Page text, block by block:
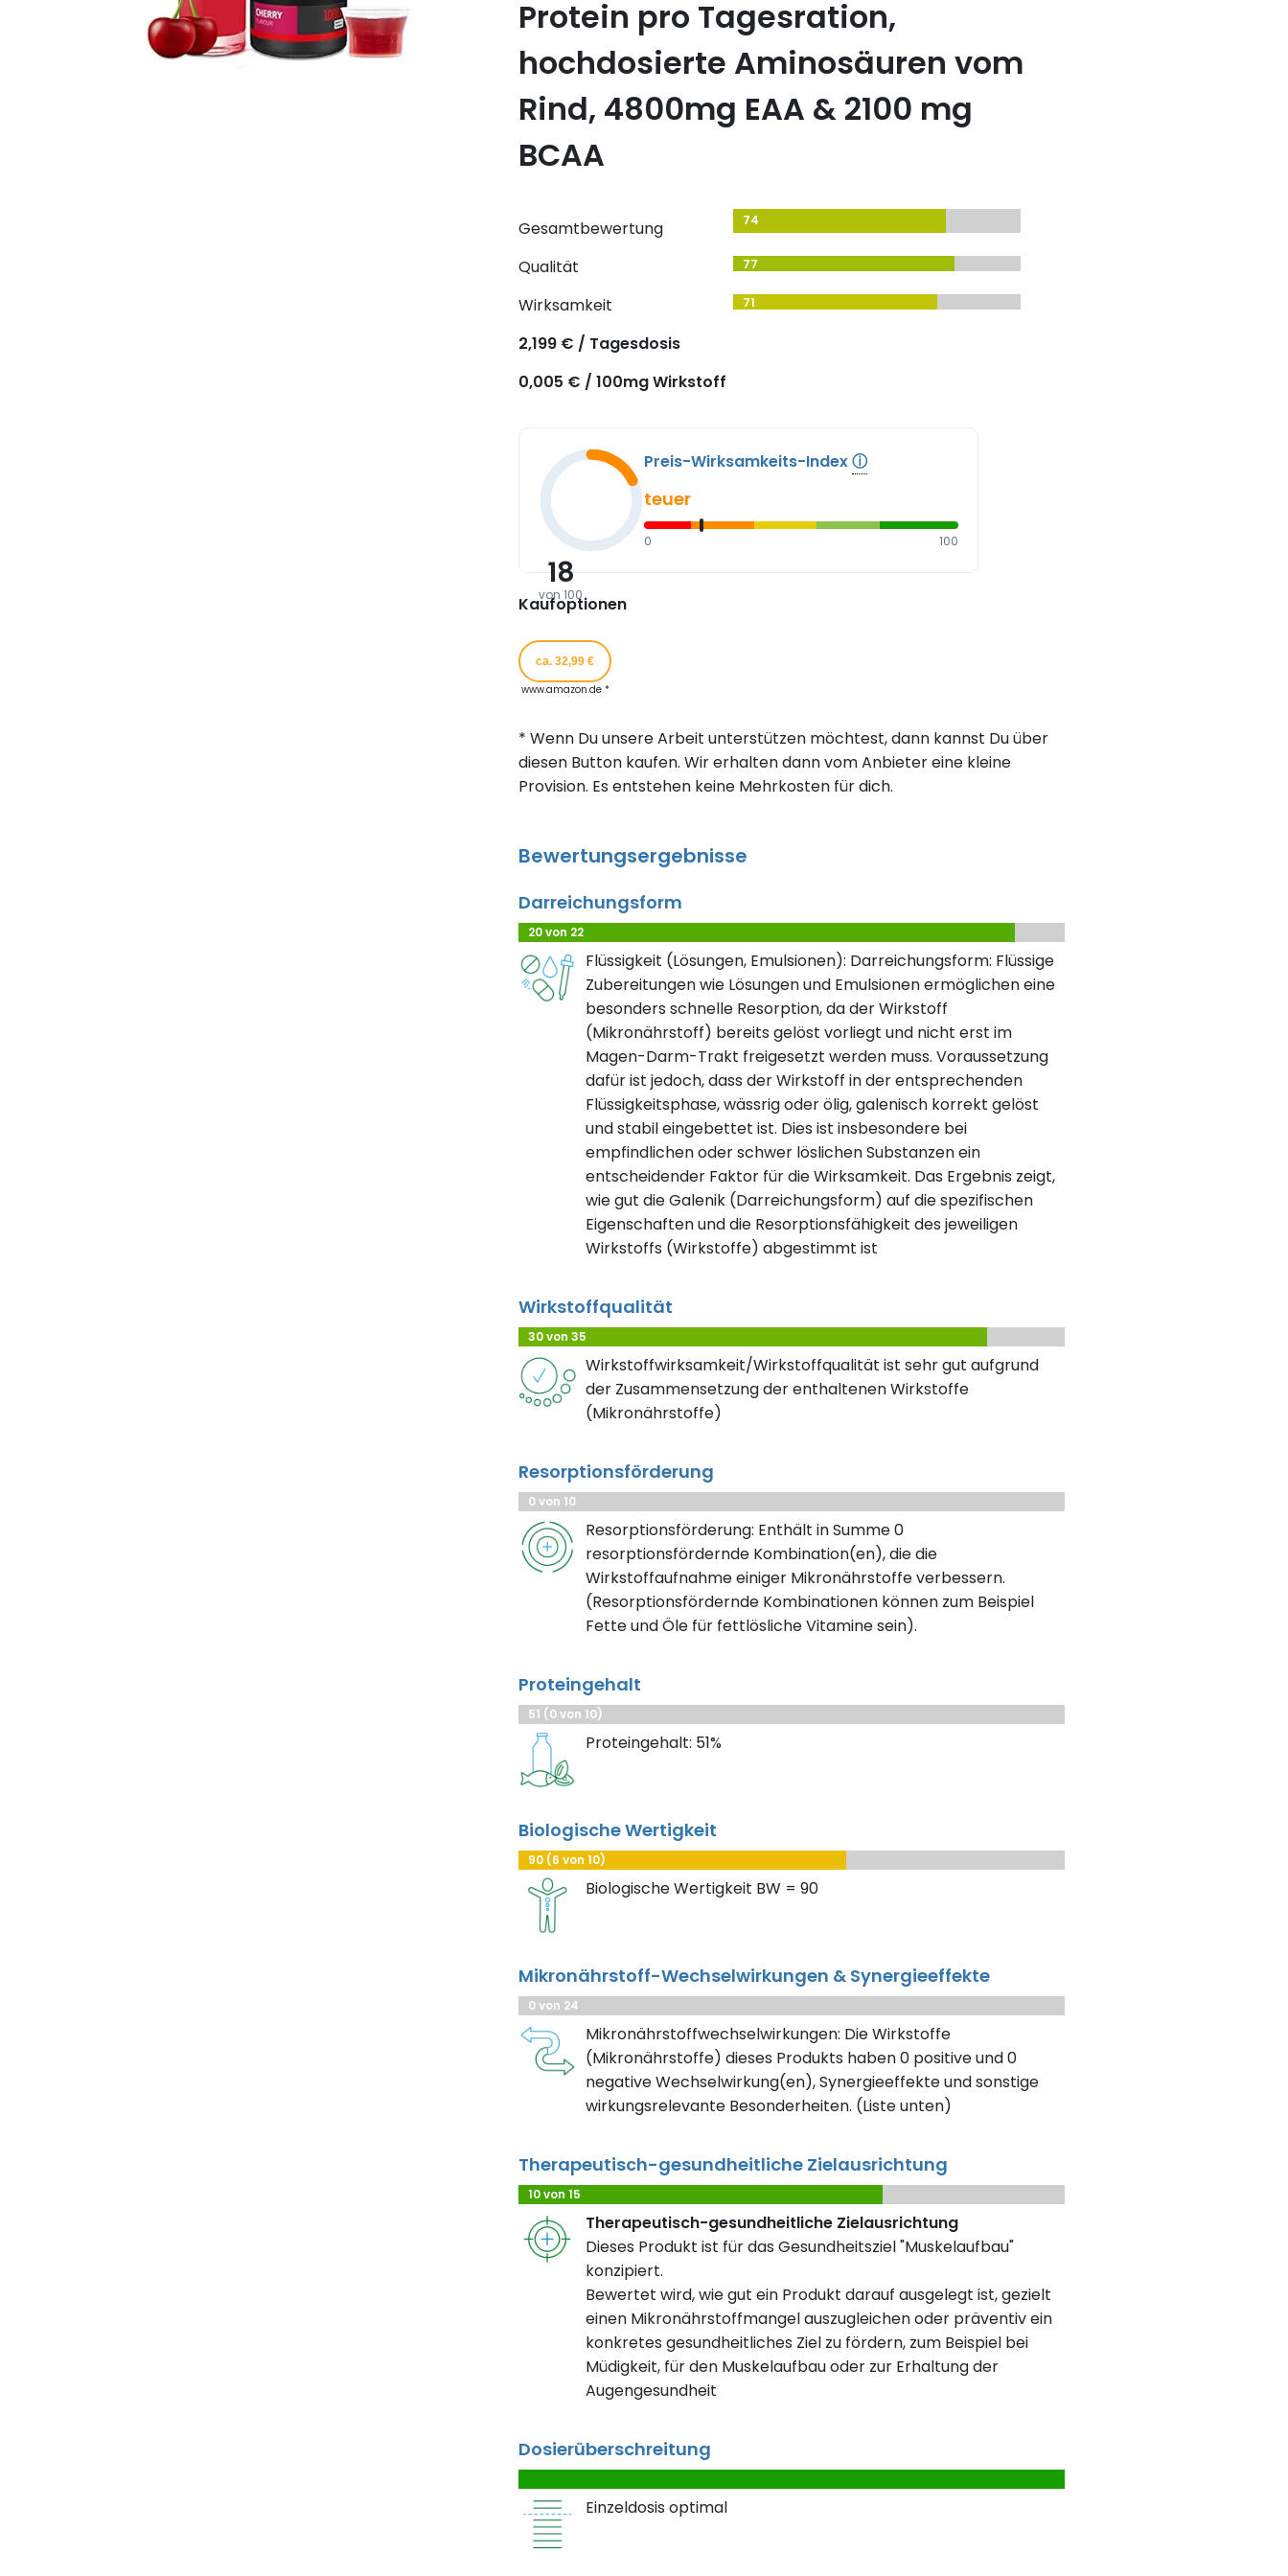
Protein pro Tagesration,
hochdosierte Aminosäuren vom
Rind, 4800mg EAA & 2100 mg
BCAA
Gesamtbewertung 74
Qualität 77
Wirksamkeit 71
2,199 € / Tagesdosis
0,005 € / 100mg Wirkstoff
18
von 100
Preis-Wirksamkeits-Indexⓘ
teuer
0 100
Kaufoptionen
ca. 32,99 €
www.amazon.de *
* Wenn Du unsere Arbeit unterstützen möchtest, dann kannst Du über
diesen Button kaufen. Wir erhalten dann vom Anbieter eine kleine
Provision. Es entstehen keine Mehrkosten für dich.
Bewertungsergebnisse
Darreichungsform
20 von 22
Flüssigkeit (Lösungen, Emulsionen): Darreichungsform: Flüssige
Zubereitungen wie Lösungen und Emulsionen ermöglichen eine
besonders schnelle Resorption, da der Wirkstoff
(Mikronährstoff) bereits gelöst vorliegt und nicht erst im
Magen-Darm-Trakt freigesetzt werden muss. Voraussetzung
dafür ist jedoch, dass der Wirkstoff in der entsprechenden
Flüssigkeitsphase, wässrig oder ölig, galenisch korrekt gelöst
und stabil eingebettet ist. Dies ist insbesondere bei
empfindlichen oder schwer löslichen Substanzen ein
entscheidender Faktor für die Wirksamkeit. Das Ergebnis zeigt,
wie gut die Galenik (Darreichungsform) auf die spezifischen
Eigenschaften und die Resorptionsfähigkeit des jeweiligen
Wirkstoffs (Wirkstoffe) abgestimmt ist
Wirkstoffqualität
30 von 35
Wirkstoffwirksamkeit/Wirkstoffqualität ist sehr gut aufgrund
der Zusammensetzung der enthaltenen Wirkstoffe
(Mikronährstoffe)
Resorptionsförderung
0 von 10
Resorptionsförderung: Enthält in Summe 0
resorptionsfördernde Kombination(en), die die
Wirkstoffaufnahme einiger Mikronährstoffe verbessern.
(Resorptionsfördernde Kombinationen können zum Beispiel
Fette und Öle für fettlösliche Vitamine sein).
Proteingehalt
51 (0 von 10)
Proteingehalt: 51%
Biologische Wertigkeit
90 (6 von 10)
Biologische Wertigkeit BW = 90
Mikronährstoff-Wechselwirkungen & Synergieeffekte
0 von 24
Mikronährstoffwechselwirkungen: Die Wirkstoffe
(Mikronährstoffe) dieses Produkts haben 0 positive und 0
negative Wechselwirkung(en), Synergieeffekte und sonstige
wirkungsrelevante Besonderheiten. (Liste unten)
Therapeutisch-gesundheitliche Zielausrichtung
10 von 15
Therapeutisch-gesundheitliche Zielausrichtung
Dieses Produkt ist für das Gesundheitsziel "Muskelaufbau"
konzipiert.
Bewertet wird, wie gut ein Produkt darauf ausgelegt ist, gezielt
einen Mikronährstoffmangel auszugleichen oder präventiv ein
konkretes gesundheitliches Ziel zu fördern, zum Beispiel bei
Müdigkeit, für den Muskelaufbau oder zur Erhaltung der
Augengesundheit
Dosierüberschreitung
Einzeldosis optimal